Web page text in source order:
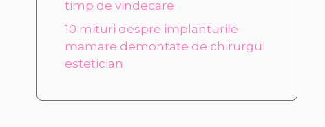
timp de vindecare
10 mituri despre implanturile
mamare demontate de chirurgul
estetician